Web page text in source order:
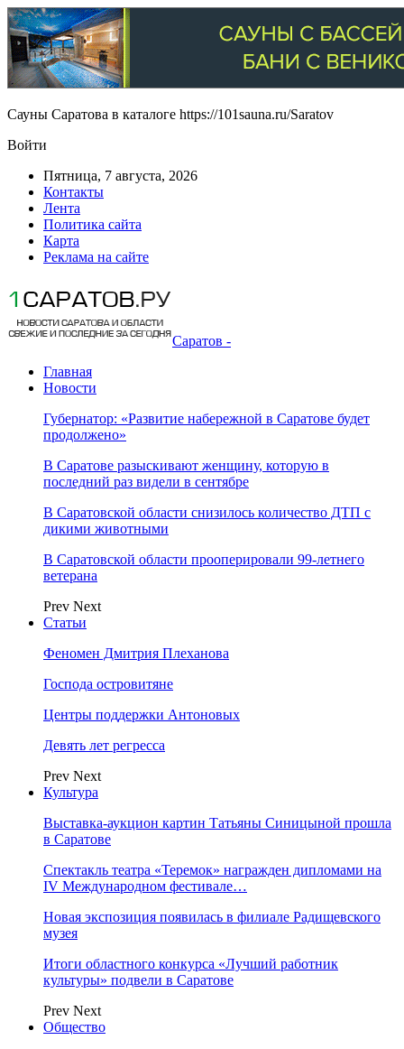
Сауны Саратова в каталоге https://101sauna.ru/Saratov
Войти
Пятница, 7 августа, 2026
Контакты
Лента
Политика сайта
Карта
Реклама на сайте
Саратов -
Главная
Новости
Губернатор: «Развитие набережной в Саратове будет
продолжено»
В Саратове разыскивают женщину, которую в
последний раз видели в сентябре
В Саратовской области снизилось количество ДТП с
дикими животными
В Саратовской области прооперировали 99-летнего
ветерана
Prev Next
Статьи
Феномен Дмитрия Плеханова
Господа островитяне
Центры поддержки Антоновых
Девять лет регресса
Prev Next
Культура
Выставка-аукцион картин Татьяны Синицыной прошла
в Саратове
Спектакль театра «Теремок» награжден дипломами на
IV Международном фестивале…
Новая экспозиция появилась в филиале Радищевского
музея
Итоги областного конкурса «Лучший работник
культуры» подвели в Саратове
Prev Next
Общество